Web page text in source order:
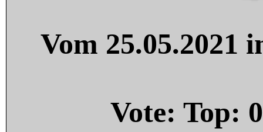
Vom 25.05.2021
Vote: Top: 0